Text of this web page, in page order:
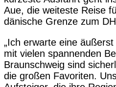
Aue, die weiteste Reise
dänische Grenze zum
„Ich erwarte eine
mit vielen spannenden
Braunschweig sind
die großen Favoriten.